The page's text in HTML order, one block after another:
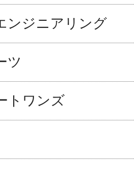
ンジニアリング
ツ
トワンズ